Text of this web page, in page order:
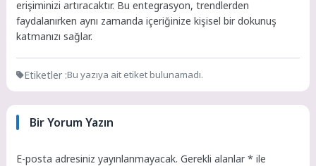
erişiminizi artıracaktır. Bu entegrasyon, trendlerden
faydalanırken aynı zamanda içeriğinize kişisel bir dokunuş
katmanızı sağlar.
Etiketler :Bu yazıya ait etiket bulunamadı.
Bir Yorum Yazın
E-posta adresiniz yayınlanmayacak. Gerekli alanlar* ile